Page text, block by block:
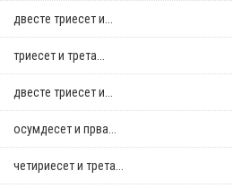
двестe триесет и...
триесет и трета...
двестe триесет и...
осумдесет и прва...
четириесет и трета...